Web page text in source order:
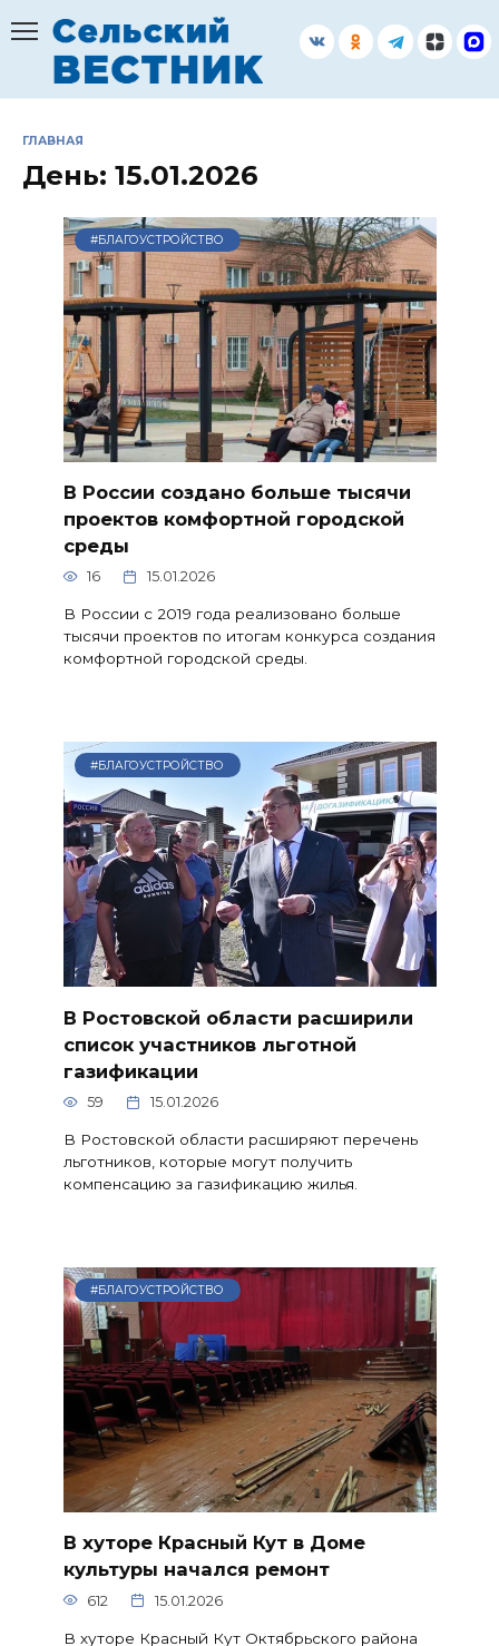
содержанию
ГЛАВНАЯ
День: 15.01.2026
#БЛАГОУСТРОЙСТВО
В России создано больше тысячи
проектов комфортной городской
среды
16 15.01.2026
В России с 2019 года реализовано больше
тысячи проектов по итогам конкурса создания
комфортной городской среды.
#БЛАГОУСТРОЙСТВО
В Ростовской области расширили
список участников льготной
газификации
59 15.01.2026
В Ростовской области расширяют перечень
льготников, которые могут получить
компенсацию за газификацию жилья.
#БЛАГОУСТРОЙСТВО
В хуторе Красный Кут в Доме
культуры начался ремонт
612 15.01.2026
В хуторе Красный Кут Октябрьского района